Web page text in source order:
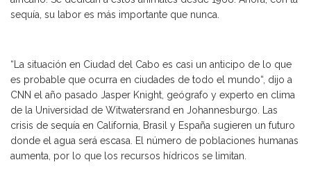
sequía, su labor es más importante que nunca.
“La situación en Ciudad del Cabo es casi un anticipo de lo que
es probable que ocurra en ciudades de todo el mundo“, dijo a
CNN el año pasado Jasper Knight, geógrafo y experto en clima
de la Universidad de Witwatersrand en Johannesburgo. Las
crisis de sequía en California, Brasil y España sugieren un futuro
donde el agua será escasa. El número de poblaciones humanas
aumenta, por lo que los recursos hídricos se limitan.